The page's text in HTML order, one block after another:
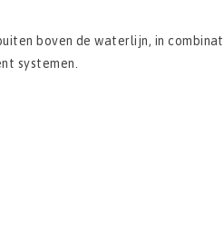
boven de waterlijn, in
systemen.